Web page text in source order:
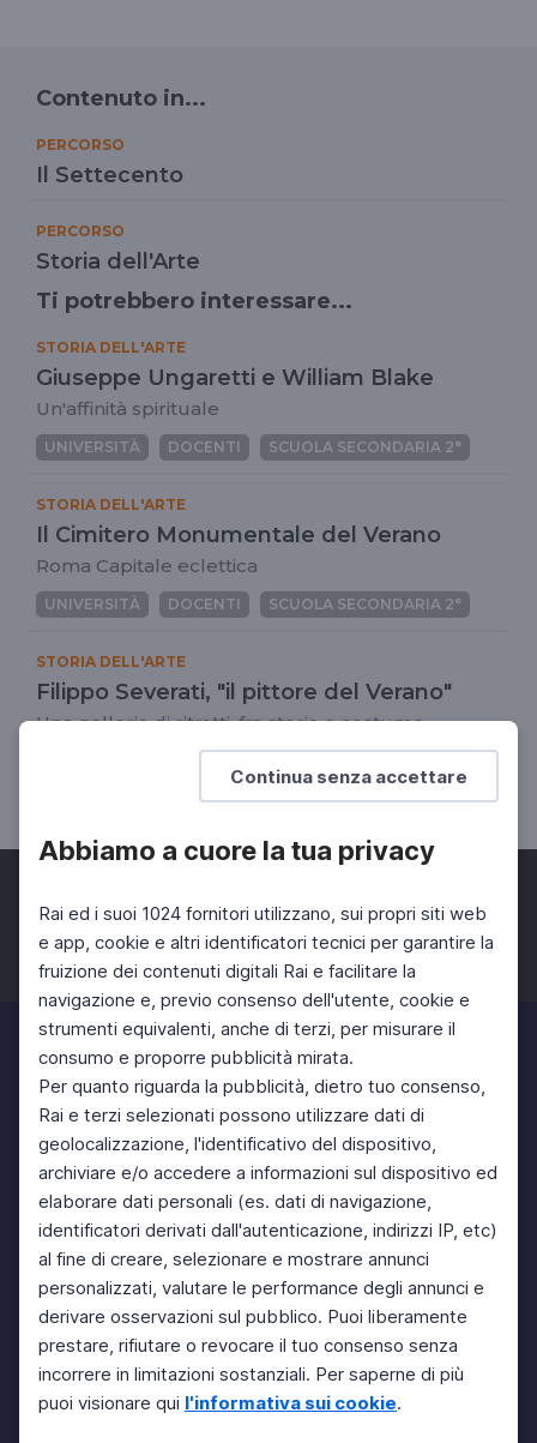
Continua senza accettare
Abbiamo a cuore la tua privacy
Rai ed i suoi 1024 fornitori utilizzano, sui propri siti web
e app, cookie e altri identificatori tecnici per garantire la
fruizione dei contenuti digitali Rai e facilitare la
navigazione e, previo consenso dell'utente, cookie e
strumenti equivalenti, anche di terzi, per misurare il
consumo e proporre pubblicità mirata.
Per quanto riguarda la pubblicità, dietro tuo consenso,
Rai e terzi selezionati possono utilizzare dati di
geolocalizzazione, l'identificativo del dispositivo,
archiviare e/o accedere a informazioni sul dispositivo ed
elaborare dati personali (es. dati di navigazione,
identificatori derivati dall'autenticazione, indirizzi IP, etc)
al fine di creare, selezionare e mostrare annunci
personalizzati, valutare le performance degli annunci e
derivare osservazioni sul pubblico. Puoi liberamente
prestare, rifiutare o revocare il tuo consenso senza
incorrere in limitazioni sostanziali. Per saperne di più
puoi visionare qui l'informativa sui cookie.
Contenuto in...
PERCORSO
Il Settecento
PERCORSO
Storia dell'Arte
Ti potrebbero interessare...
STORIA DELL'ARTE
Giuseppe Ungaretti e William Blake
Un'affinità spirituale
UNIVERSITÀ DOCENTI SCUOLA SECONDARIA 2°
STORIA DELL'ARTE
Il Cimitero Monumentale del Verano
Roma Capitale eclettica
UNIVERSITÀ DOCENTI SCUOLA SECONDARIA 2°
STORIA DELL'ARTE
Filippo Severati, "il pittore del Verano"
Una galleria di ritratti, fra storia e costume
dell'Ottocento romano
DOCENTI SCUOLA SECONDARIA 2°
Facebook Twitter Instagram